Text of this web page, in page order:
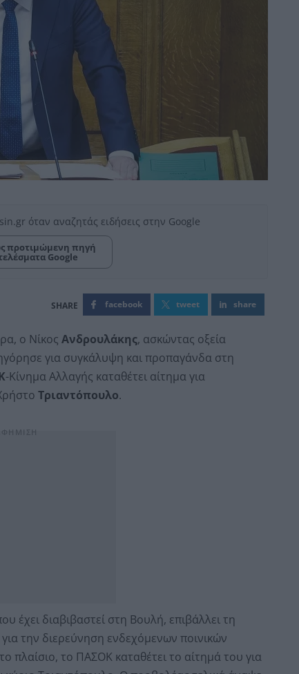
όταν αναζητάς ειδήσεις στην Google
προτιμώμενη πηγή
Google
facebook tweet share
ο Νίκος Ανδρουλάκης, ασκώντας οξεία
για συγκάλυψη και προπαγάνδα στη
-Κίνημα Αλλαγής καταθέτει αίτημα για
Τριαντόπουλο.
έχει διαβιβαστεί στη Βουλή, επιβάλλει τη
την διερεύνηση ενδεχόμενων ποινικών
πλαίσιο, το ΠΑΣΟΚ καταθέτει το αίτημά του για